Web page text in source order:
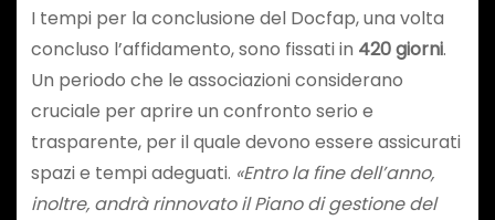
I tempi per la conclusione del Docfap, una volta
concluso l’affidamento, sono fissati in 420 giorni.
Un periodo che le associazioni considerano
cruciale per aprire un confronto serio e
trasparente, per il quale devono essere assicurati
spazi e tempi adeguati. «Entro la fine dell’anno,
inoltre, andrà rinnovato il Piano di gestione del